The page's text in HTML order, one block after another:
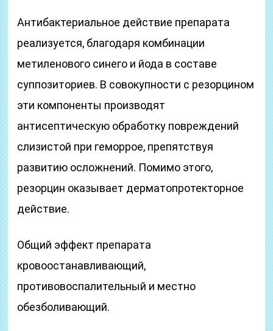
Антибактериальное действие препарата
реализуется, благодаря комбинации
метиленового синего и йода в составе
суппозиториев. В совокупности с резорцином
эти компоненты производят
антисептическую обработку повреждений
слизистой при геморрое, препятствуя
развитию осложнений. Помимо этого,
резорцин оказывает дерматопротекторное
действие.
Общий эффект препарата
кровоостанавливающий,
противовоспалительный и местно
обезболивающий.